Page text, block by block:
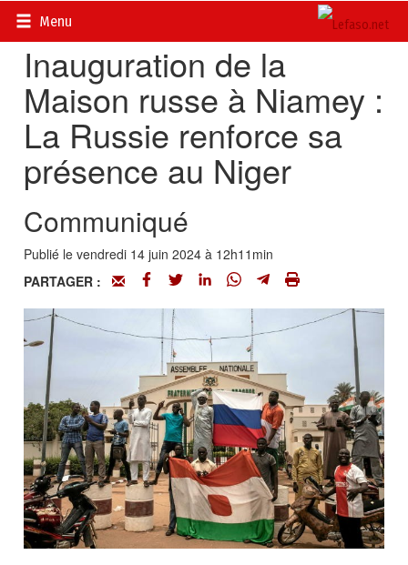
Menu
Accueil>
Inauguration de la
Maison russe à Niamey :
La Russie renforce sa
présence au Niger
Communiqué
Publié le vendredi 14 juin 2024 à 12h11min
PARTAGER :